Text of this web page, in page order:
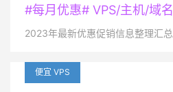
#每月优惠# VPS/主机/域名
2023年最新优惠促销信息整理汇总
便宜 VPS